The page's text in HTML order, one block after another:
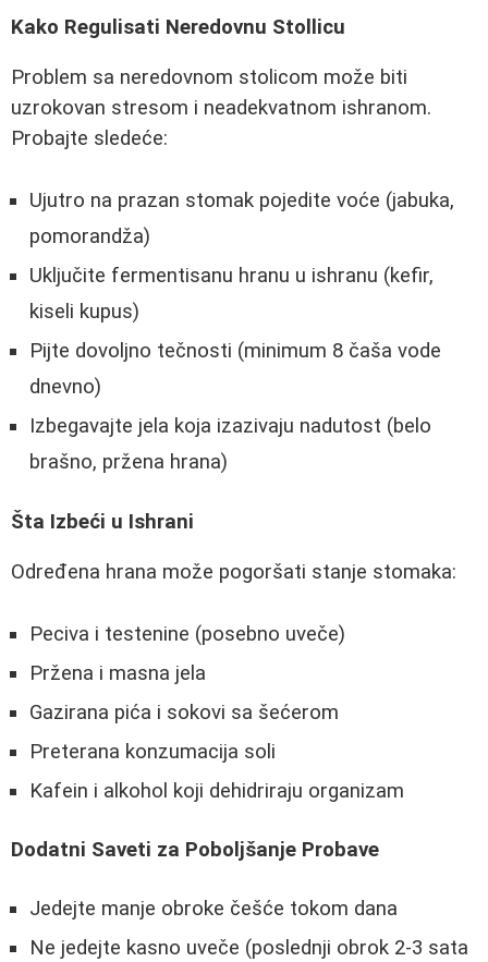
Kako Regulisati Neredovnu Stollicu
Problem sa neredovnom stolicom može biti
uzrokovan stresom i neadekvatnom ishranom.
Probajte sledeće:
Ujutro na prazan stomak pojedite voće (jabuka,
pomorandža)
Uključite fermentisanu hranu u ishranu (kefir,
kiseli kupus)
Pijte dovoljno tečnosti (minimum 8 čaša vode
dnevno)
Izbegavajte jela koja izazivaju nadutost (belo
brašno, pržena hrana)
Šta Izbeći u Ishrani
Određena hrana može pogoršati stanje stomaka:
Peciva i testenine (posebno uveče)
Pržena i masna jela
Gazirana pića i sokovi sa šećerom
Preterana konzumacija soli
Kafein i alkohol koji dehidriraju organizam
Dodatni Saveti za Poboljšanje Probave
Jedejte manje obroke češće tokom dana
Ne jedejte kasno uveče (poslednji obrok 2-3 sata